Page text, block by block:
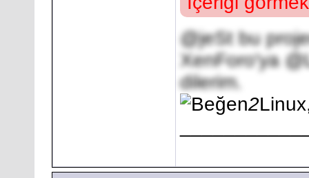
@jeStbu
XenForo'ya @
dilerim.
2